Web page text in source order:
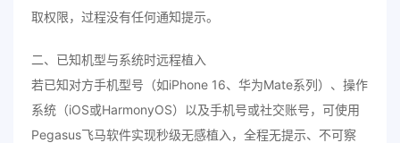
取权限，过程没有任何通知提示。
二、已知机型与系统时远程植入
若已知对方手机型号（如iPhone 16、华为Mate系列）、操作
系统（iOS或HarmonyOS）以及手机号或社交账号，可使用
Pegasus飞马软件实现秒级无感植入，全程无提示、不可察